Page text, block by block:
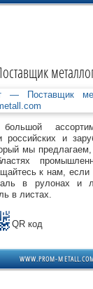
российских и
мы
к нам,
в рулонах и
в листах.
QR код
WWW.PROM-